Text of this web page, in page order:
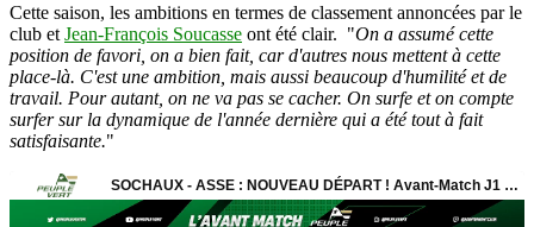
Cette saison, les ambitions en termes de classement annoncées par le
club et Jean-François Soucasse ont été clair. "On a assumé cette
position de favori, on a bien fait, car d'autres nous mettent à cette
place-là. C'est une ambition, mais aussi beaucoup d'humilité et de
travail. Pour autant, on ne va pas se cacher. On surfe et on compte
surfer sur la dynamique de l'année dernière qui a été tout à fait
satisfaisante."